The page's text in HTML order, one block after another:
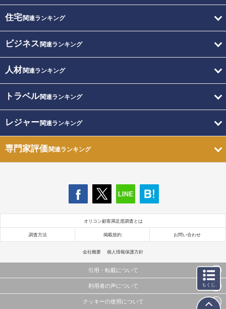
住宅関連ランキング
ビジネス 関連ランキング
人材関連ランキング
トラベル関連ランキング
レジャー関連ランキング
専門家評価関連ランキング
オリコン顧客満足度調査とは
調査方法 掲載規約 お問い合わせ
会社概要 個人情報保護方針
引用・転載について
当サイトで公開されている情報（文字、写真、イラスト、画像データ等）及びこれらの配置・
これらの情報を権利者の許可なく無断転載・複製などの二次利用を行うことは固く禁じており
利用者の声について
当サイトに掲載している内容はすべてサービスの利用者が提出された見解・感想です。
クッキーの使用について
もくじ